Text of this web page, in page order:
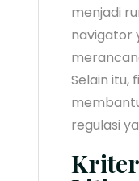
menjadi
navigator
Selain itu,
regulasi